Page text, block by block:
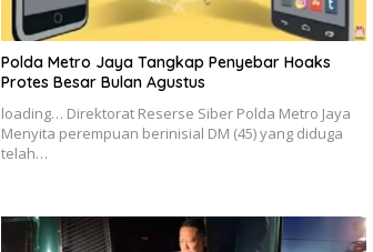
Polda Metro Jaya Tangkap Penyebar Hoaks
Protes Besar Bulan Agustus
loading… Direktorat Reserse Siber Polda Metro Jaya
Menyita perempuan berinisial DM (45) yang diduga
telah…